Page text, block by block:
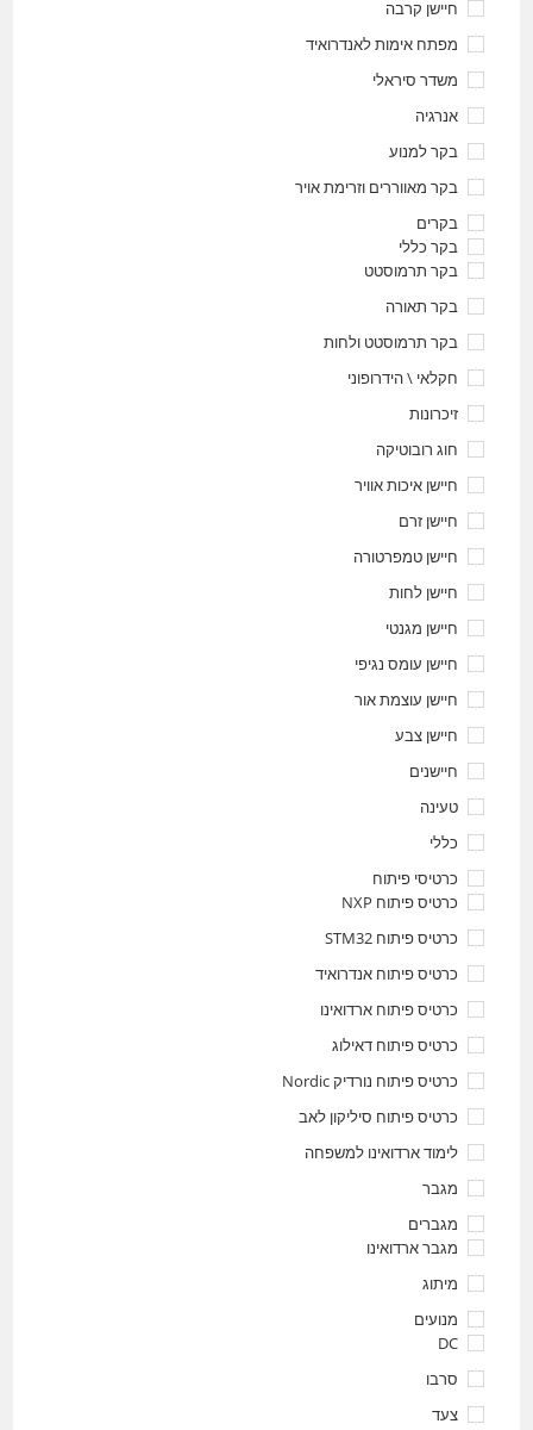
חיישן קרבה
מפתח אימות לאנדרואיד
משדר סיראלי
אנרגיה
בקר למנוע
בקר מאווררים וזרימת אויר
בקרים
בקר כללי
בקר תרמוסטט
בקר תאורה
בקר תרמוסטט ולחות
חקלאי \ הידרופוני
זיכרונות
חוג רובוטיקה
חיישן איכות אוויר
חיישן זרם
חיישן טמפרטורה
חיישן לחות
חיישן מגנטי
חיישן עומס נגיפי
חיישן עוצמת אור
חיישן צבע
חיישנים
טעינה
כללי
כרטיסי פיתוח
כרטיס פיתוח NXP
כרטיס פיתוח STM32
כרטיס פיתוח אנדרואיד
כרטיס פיתוח ארדואינו
כרטיס פיתוח דאילוג
כרטיס פיתוח נורדיק Nordic
כרטיס פיתוח סיליקון לאב
לימוד ארדואינו למשפחה
מגבר
מגברים
מגבר ארדואינו
מיתוג
מנועים
DC
סרבו
צעד